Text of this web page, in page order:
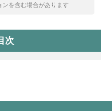
を含む場合があります
次